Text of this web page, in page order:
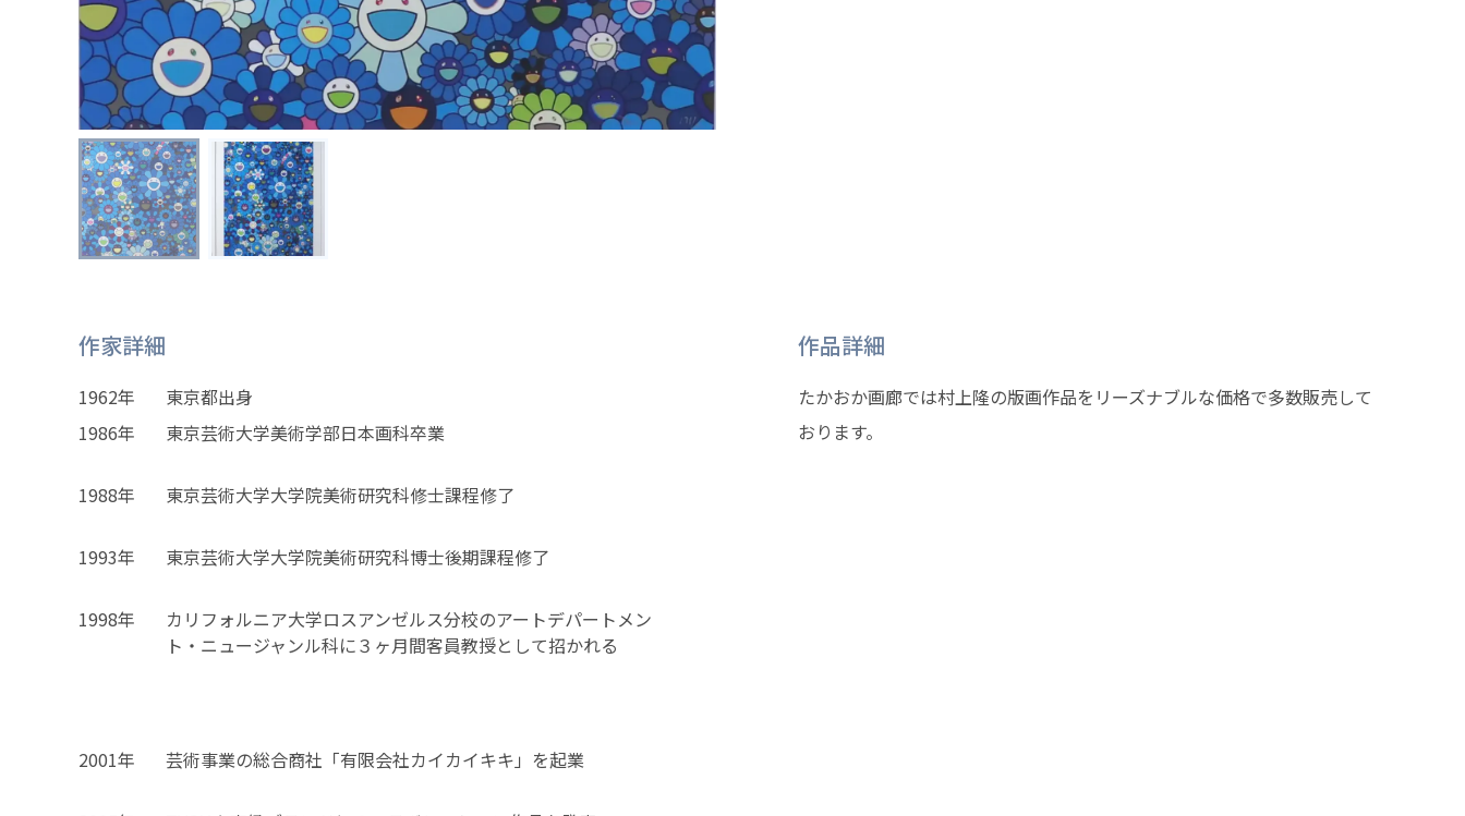
作家詳細
1962年
東京都出身
1986年
東京芸術大学美術学部日本画科卒業
1988年 東京芸術大学大学院美術研究科修士課程修了
1993年 東京芸術大学大学院美術研究科博士後期課程修了
1998年
カリフォルニア大学ロスアンゼルス分校のアートデパートメン
ト・ニュージャンル科に３ヶ月間客員教授として招かれる
2001年 芸術事業の総合商社「有限会社カイカイキキ」を起業
作品詳細
たかおか画廊では村上隆の版画作品をリーズナブルな価格で多数販売して
おります。